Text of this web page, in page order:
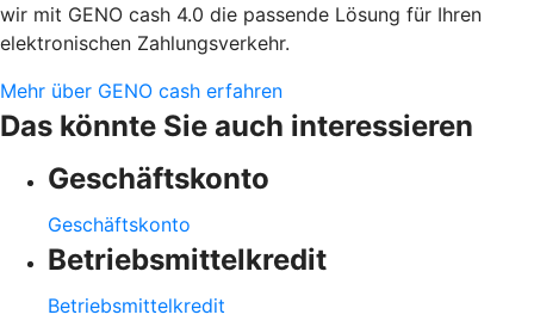
wir mit GENO cash 4.0 die passende Lösung für Ihren
elektronischen Zahlungsverkehr.
Mehr über GENO cash erfahren
Das könnte Sie auch interessieren
Geschäftskonto
Geschäftskonto
Betriebsmittelkredit
Betriebsmittelkredit